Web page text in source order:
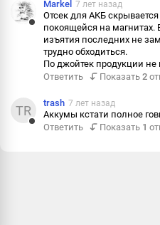
Markel 7 лет назад
Отсек для АКБ
покоящейся на магнитах.
изъятия последних не
трудно обходиться.
По джойтек продукции не
Ответить
Показать 2
TR trash 7 лет назад
Аккумы кстати полное
Ответить
Показать 1